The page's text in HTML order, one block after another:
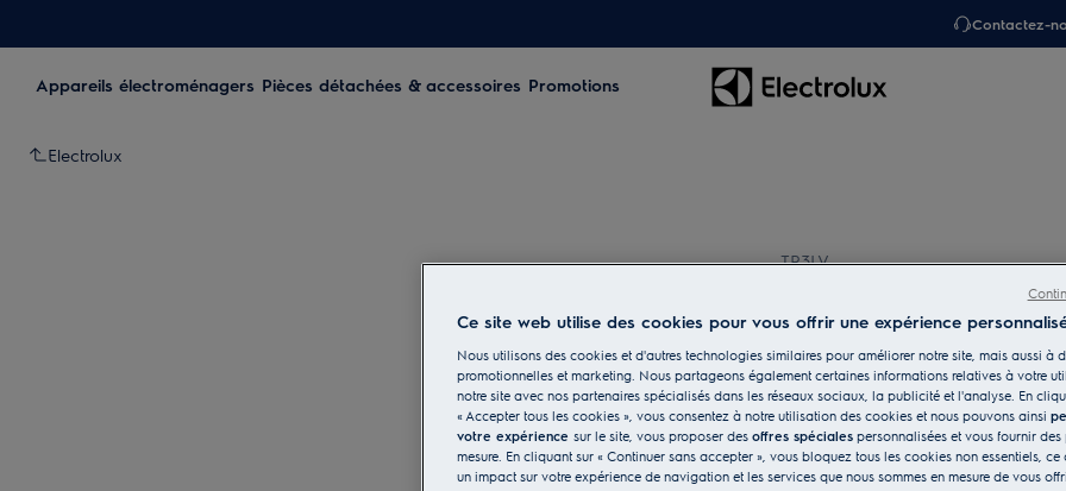
Contactez-
Appareils électroménagers Pièces détachées & accessoires Promotions
Electrolux
TR3LV
Rails téléscopiques
Ce site web utilise des cookies pour vous offrir une expérience
Nous utilisons des cookies et d'autres technologies similaires pour améliorer notre site, mais aussi à
promotionnelles et marketing. Nous partageons également certaines informations relatives à votre
notre site avec nos partenaires spécialisés dans les réseaux sociaux, la publicité et l'analyse. En
« Accepter tous les cookies », vous consentez à notre utilisation des cookies et nous pouvons ainsi
votre expérience sur le site, vous proposer des offres spéciales personnalisées et vous fournir
mesure. En cliquant sur « Continuer sans accepter », vous bloquez tous les cookies non essentiels,
un impact sur votre expérience de navigation et les services que nous sommes en mesure de vous